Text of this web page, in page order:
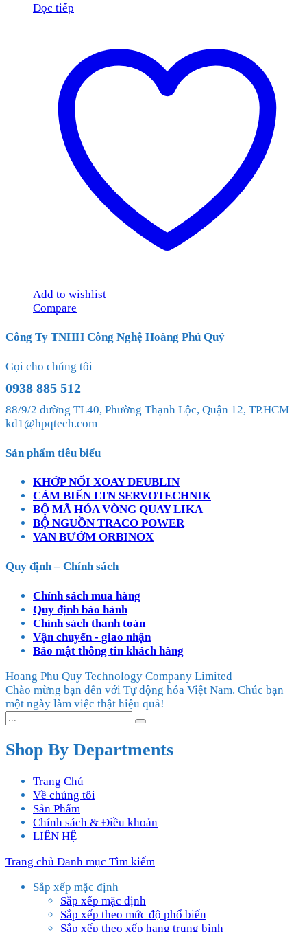
Đọc tiếp
Add to wishlist
Compare
Công Ty TNHH Công Nghệ Hoàng Phú Quý
Gọi cho chúng tôi
0938 885 512
88/9/2 đường TL40, Phường Thạnh Lộc, Quận 12, TP.HCM
kd1@hpqtech.com
Sản phẩm tiêu biểu
KHỚP NỐI XOAY DEUBLIN
CẢM BIẾN LTN SERVOTECHNIK
BỘ MÃ HÓA VÒNG QUAY LIKA
BỘ NGUỒN TRACO POWER
VAN BƯỚM ORBINOX
Quy định – Chính sách
Chính sách mua hàng
Quy định bảo hành
Chính sách thanh toán
Vận chuyển - giao nhận
Bảo mật thông tin khách hàng
Hoang Phu Quy Technology Company Limited
Chào mừng bạn đến với Tự động hóa Việt Nam. Chúc bạn
một ngày làm việc thật hiệu quả!
Shop By Departments
Trang Chủ
Về chúng tôi
Sản Phẩm
Chính sách & Điều khoản
LIÊN HỆ
Trang chủ Danh mục Tìm kiếm
Sắp xếp mặc định
Sắp xếp mặc định
Sắp xếp theo mức độ phổ biến
Sắp xếp theo xếp hạng trung bình